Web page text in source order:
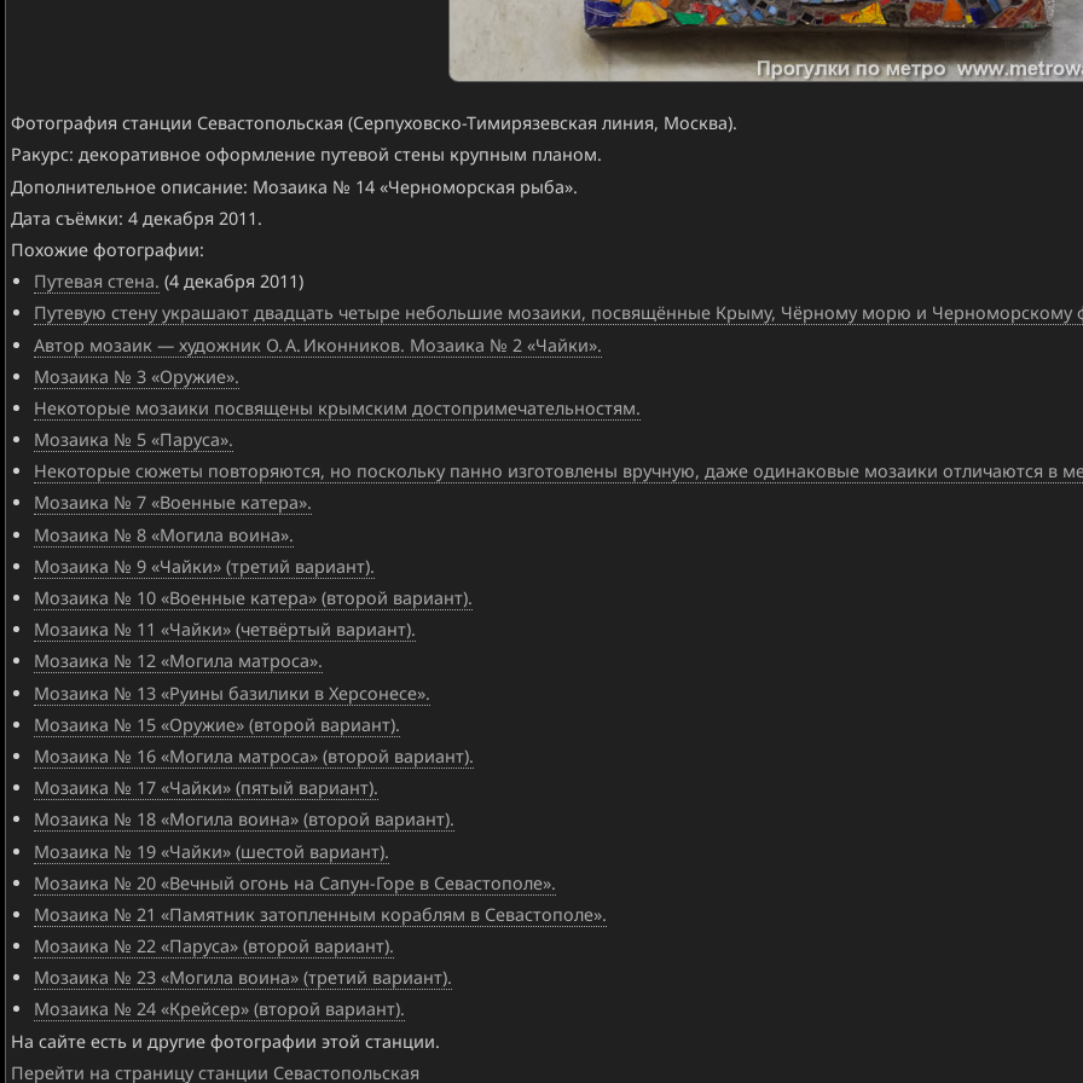
Фотография станции Севастопольская (Серпуховско-Тимирязевская линия, Москва).
Ракурс: декоративное оформление путевой стены крупным планом.
Дополнительное описание: Мозаика № 14 «Черноморская рыба».
Дата съёмки: 4 декабря 2011.
Похожие фотографии:
Путевая стена. (4 декабря 2011)
Путевую стену украшают двадцать четыре небольшие мозаики, посвящённые Крыму, Чёрному морю и Черноморскому
Автор мозаик — художник О. А. Иконников. Мозаика № 2 «Чайки».
Мозаика № 3 «Оружие».
Некоторые мозаики посвящены крымским достопримечательностям.
Мозаика № 5 «Паруса».
Некоторые сюжеты повторяются, но поскольку панно изготовлены вручную, даже одинаковые мозаики отличаются в
Мозаика № 7 «Военные катера».
Мозаика № 8 «Могила воина».
Мозаика № 9 «Чайки» (третий вариант).
Мозаика № 10 «Военные катера» (второй вариант).
Мозаика № 11 «Чайки» (четвёртый вариант).
Мозаика № 12 «Могила матроса».
Мозаика № 13 «Руины базилики в Херсонесе».
Мозаика № 15 «Оружие» (второй вариант).
Мозаика № 16 «Могила матроса» (второй вариант).
Мозаика № 17 «Чайки» (пятый вариант).
Мозаика № 18 «Могила воина» (второй вариант).
Мозаика № 19 «Чайки» (шестой вариант).
Мозаика № 20 «Вечный огонь на Сапун-Горе в Севастополе».
Мозаика № 21 «Памятник затопленным кораблям в Севастополе».
Мозаика № 22 «Паруса» (второй вариант).
Мозаика № 23 «Могила воина» (третий вариант).
Мозаика № 24 «Крейсер» (второй вариант).
На сайте есть и другие фотографии этой станции.
Перейти на страницу станции Севастопольская